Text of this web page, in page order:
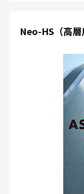
Neo-HS（高層